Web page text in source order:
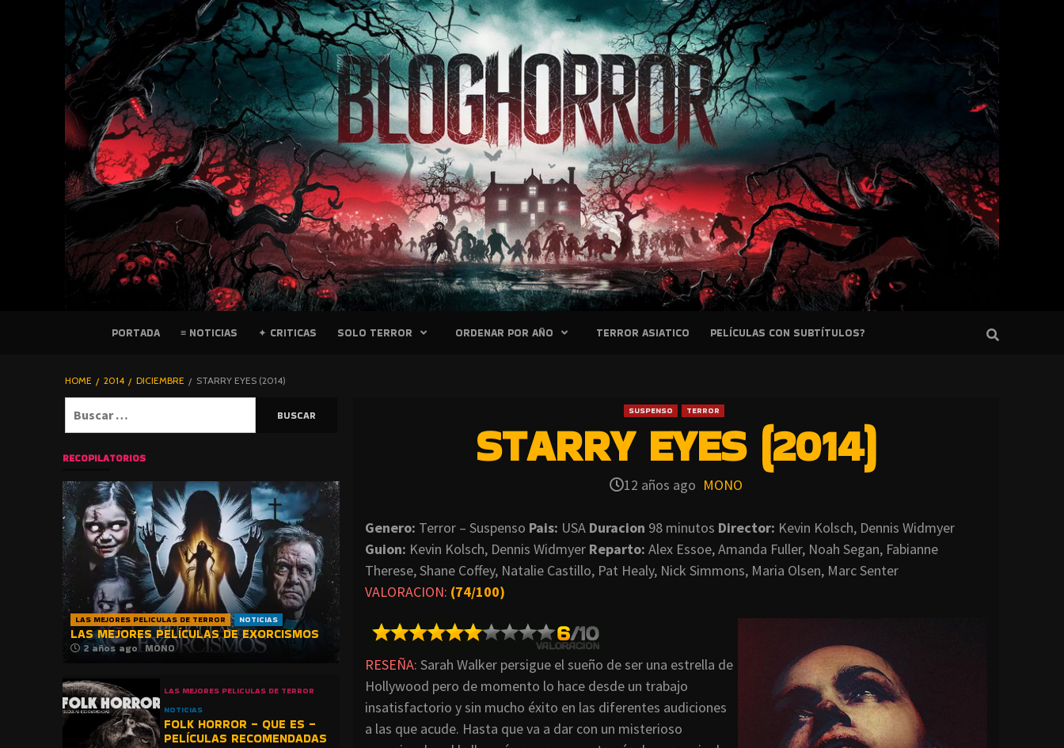
PELICULAS
BLOGHORROR
⋆
PORTADA ≡ NOTICIAS ✦ CRITICAS SOLO TERROR ORDENAR POR AÑO TERROR ASIATICO PELÍCULAS CON SUBTÍTULOS?
HOME 2014 DICIEMBRE STARRY EYES (2014)
SUSPENSO TERROR
STARRY EYES (2014)
12 años ago MONO
Genero: Terror – Suspenso Pais: USA Duracion 98 minutos Director: Kevin Kolsch, Dennis Widmyer
Guion: Kevin Kolsch, Dennis Widmyer Reparto: Alex Essoe, Amanda Fuller, Noah Segan, Fabianne
Therese, Shane Coffey, Natalie Castillo, Pat Healy, Nick Simmons, Maria Olsen, Marc Senter
VALORACION: (74/100)
RESEÑA: Sarah Walker persigue el sueño de ser una estrella de
Hollywood pero de momento lo hace desde un trabajo
insatisfactorio y sin mucho éxito en las diferentes audiciones
a las que acude. Hasta que va a dar con un misterioso
RECOPILATORIOS
LAS MEJORES PELICULAS DE TERROR NOTICIAS
LAS MEJORES PELÍCULAS DE EXORCISMOS
2 años ago MONO
LAS MEJORES PELICULAS DE TERROR
NOTICIAS
FOLK HORROR – QUE ES –
PELÍCULAS RECOMENDADAS